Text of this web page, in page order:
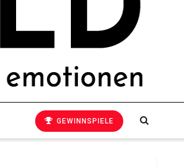
GEWINNSPIELE